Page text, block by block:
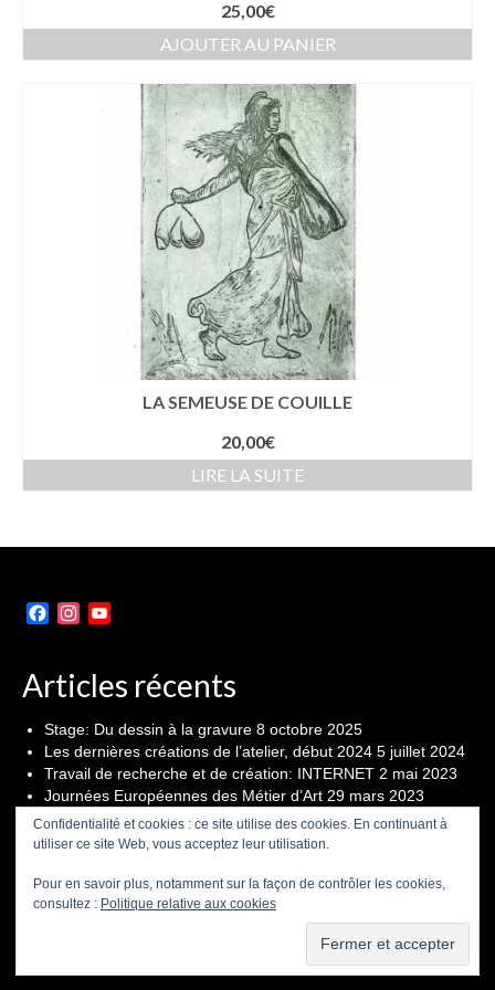
25,00€
AJOUTER AU PANIER
LA SEMEUSE DE COUILLE
20,00€
LIRE LA SUITE
FacebookInstagram
Articles récents
Stage: Du dessin à la gravure 8 octobre 2025
Les dernières créations de l’atelier, début 2024 5 juillet 2024
Travail de recherche et de création: INTERNET 2 mai 2023
Journées Européennes des Métier d’Art 29 mars 2023
Seconde édition du festival « D’Encre et de Papier » du 21
au 23 octobre
19 octobre 2022
CGU POLITIQUE DE CONFIDENTIALITÉ
Confidentialité et cookies : ce site utilise des cookies. En continuant à
utiliser ce site Web, vous acceptez leur utilisation.
Pour en savoir plus, notamment sur la façon de contrôler les cookies,
consultez : Politique relative aux cookies